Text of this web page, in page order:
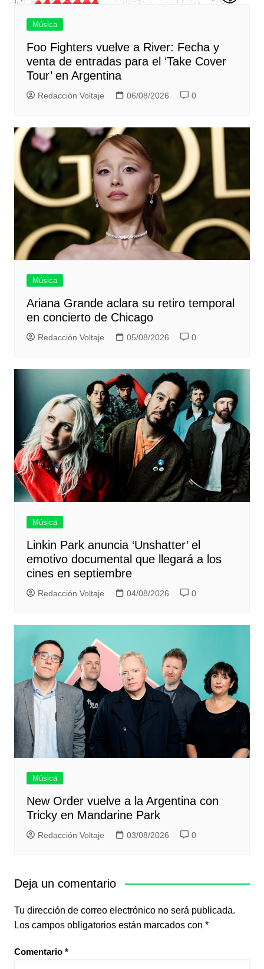
Música
Foo Fighters vuelve a River: Fecha y
venta de entradas para el ‘Take Cover
Tour’ en Argentina
Redacción Voltaje 06/08/2026 0
Música
Ariana Grande aclara su retiro temporal
en concierto de Chicago
Redacción Voltaje 05/08/2026 0
Música
Linkin Park anuncia ‘Unshatter’ el
emotivo documental que llegará a los
cines en septiembre
Redacción Voltaje 04/08/2026 0
Música
New Order vuelve a la Argentina con
Tricky en Mandarine Park
Redacción Voltaje 03/08/2026 0
Deja un comentario
Tu dirección de correo electrónico no será publicada.
Los campos obligatorios están marcados con *
Comentario *